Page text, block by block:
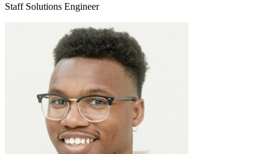
Staff Solutions Engineer